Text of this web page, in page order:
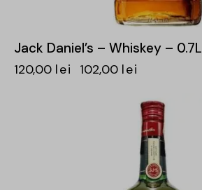
Jack Daniel’s – Whiskey – 0.7L
120,00 lei 102,00 lei